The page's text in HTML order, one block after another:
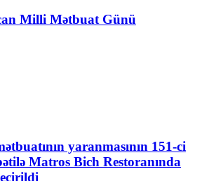
Milli Mətbuat Günü
yaranmasının 151-ci
Matros Bich Restoranında